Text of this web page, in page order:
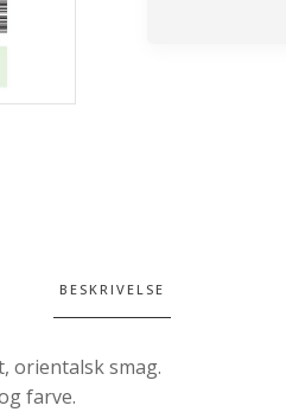
BESKRIVELSE
orientalsk smag.
farve.